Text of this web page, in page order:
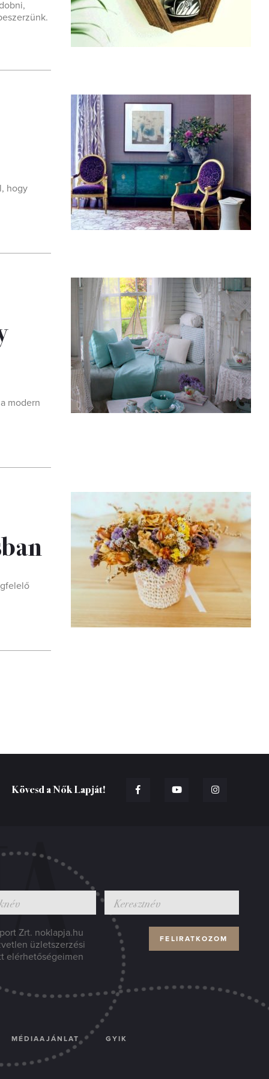
hogy
modern
Kövesd a Nők Lapját!
Zrt. noklapja.hu
üzletszerzési
elérhetőségeimen
MÉDIAAJÁNLAT GYIK